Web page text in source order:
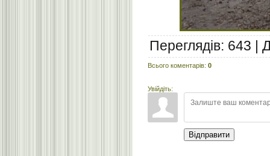
Переглядів: 643 |
Всього коментарів: 0
Увійдіть:
Відправити